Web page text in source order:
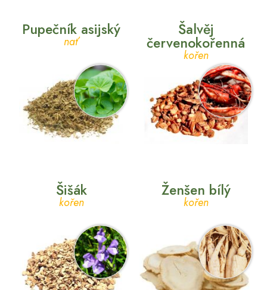
Pupečník asijský
nať
Šalvěj
červenokořenná
kořen
Šišák
kořen
Ženšen bílý
kořen